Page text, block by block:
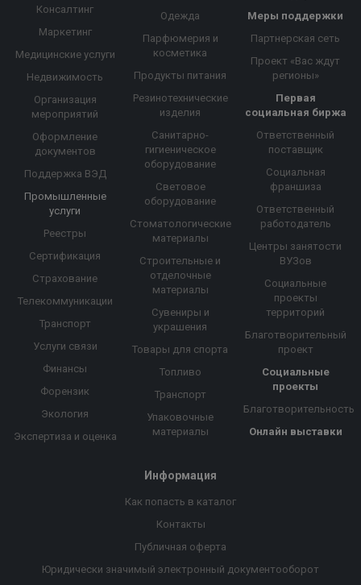
Консалтинг
Маркетинг
Медицинские услуги
Недвижимость
Организация
мероприятий
Оформление
документов
Поддержка ВЭД
Промышленные
услуги
Реестры
Сертификация
Страхование
Телекоммуникации
Транспорт
Услуги связи
Финансы
Форензик
Экология
Экспертиза и оценка
Одежда
Парфюмерия и
косметика
Продукты питания
Резинотехнические
изделия
Санитарно-
гигиеническое
оборудование
Световое
оборудование
Стоматологические
материалы
Строительные и
отделочные
материалы
Сувениры и
украшения
Товары для спорта
Топливо
Транспорт
Упаковочные
материалы
Меры поддержки
Партнерская сеть
Проект «Вас ждут
регионы»
Первая
социальная биржа
Ответственный
поставщик
Социальная
франшиза
Ответственный
работодатель
Центры занятости
ВУЗов
Социальные
проекты
территорий
Благотворительный
проект
Социальные
проекты
Благотворительность
Онлайн выставки
Информация
Как попасть в каталог
Контакты
Публичная оферта
Юридически значимый электронный документооборот